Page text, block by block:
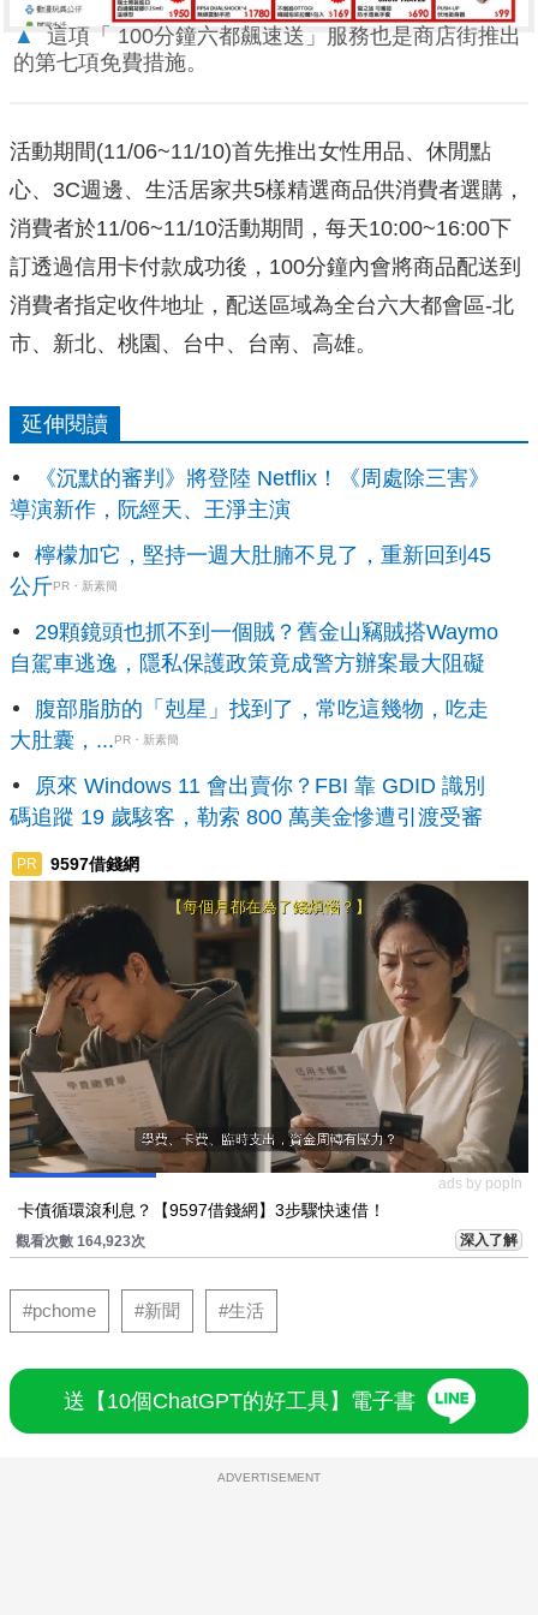
▲
這項「 100分鐘六都飆速送」服務也是商店街推出
的第七項免費措施。
活動期間(11/06~11/10)首先推出女性用品、休閒點
心、3C週邊、生活居家共5樣精選商品供消費者選購，
消費者於11/06~11/10活動期間，每天10:00~16:00下
訂透過信用卡付款成功後，100分鐘內會將商品配送到
消費者指定收件地址，配送區域為全台六大都會區-北
市、新北、桃園、台中、台南、高雄。
延伸閱讀
《沉默的審判》將登陸 Netflix！《周處除三害》
導演新作，阮經天、王淨主演
檸檬加它，堅持一週大肚腩不見了，重新回到45
公斤PR・新素簡
29顆鏡頭也抓不到一個賊？舊金山竊賊搭Waymo
自駕車逃逸，隱私保護政策竟成警方辦案最大阻礙
腹部脂肪的「剋星」找到了，常吃這幾物，吃走
大肚囊，... PR・新素簡
原來 Windows 11 會出賣你？FBI 靠 GDID 識別
碼追蹤 19 歲駭客，勒索 800 萬美金慘遭引渡受審
PR 9597借錢網
ads by popIn
卡債循環滾利息？【9597借錢網】3步驟快速借！
觀看次數 164,923次 深入了解
#pchome #新聞 #生活
送【10個ChatGPT的好工具】電子書
ADVERTISEMENT